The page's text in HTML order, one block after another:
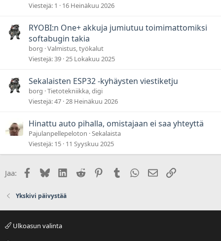
Viestejä 1 16 Heinäkuu 2026
RYOBI:n One+ akkuja jumiutuu toimimattomiksi
softabugin takia
borg Valmistus, työkalut
Viestejä 39 25 Lokakuu 2025
Sekalaisten ESP32 -kyhäysten viestiketju
borg Tietotekniikka, digi
Viestejä 47 28 Heinäkuu 2026
Hinattu auto pihalla, omistajaan ei saa yhteyttä
Pajulanpellepeloton
Sekalaista
Viestejä 15 11 Syyskuu 2025
Jaa: Facebook
BlueskyLinkedIn
Reddit PinterestTumblr WhatsApp
Sähköposti
Linkki
Ykskivi päivystää
Ulkoasun valinta